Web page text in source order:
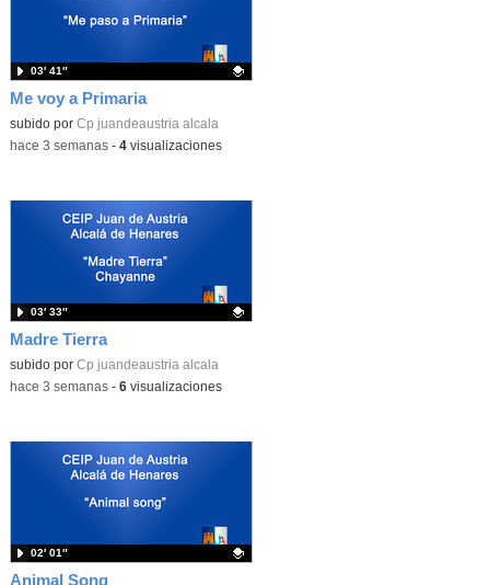
Me voy a Primaria
Contenido educativo.
subido por Cp juandeaustria alcala
03′ 41″
-hace 3 semanas- 4visualizaciones
Madre Tierra
Contenido educativo.
subido por Cp juandeaustria alcala
03′ 33″
-hace 3 semanas- 6visualizaciones
Animal Song
02′ 01″